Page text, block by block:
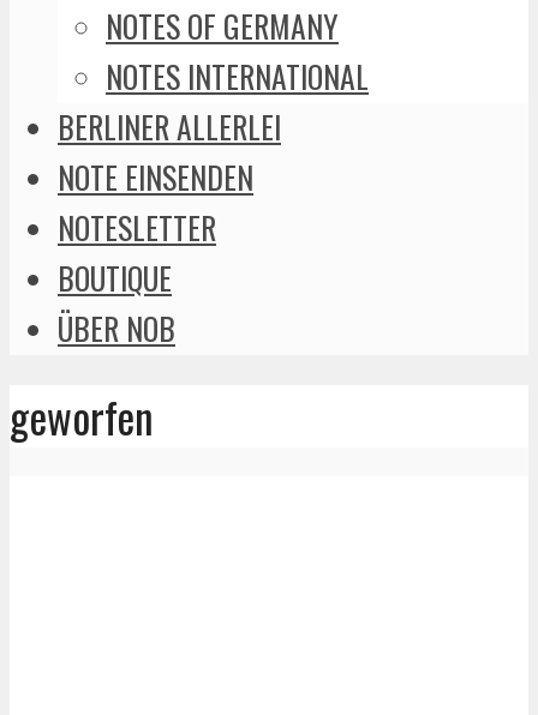
NOTES OF GERMANY
NOTES INTERNATIONAL
BERLINER ALLERLEI
NOTE EINSENDEN
NOTESLETTER
BOUTIQUE
ÜBER NOB
geworfen